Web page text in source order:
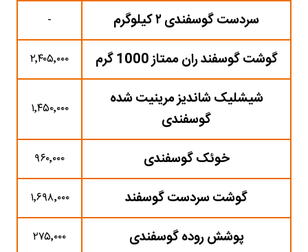
سردست گوسفندی ۲ کیلوگرم -
گوشت گوسفند ران ممتاز 1000 گرم ۲٬۴۰۵٬۰۰۰
شیشلیک شاندیز مرینیت شده
گوسفندی
۱٬۴۵۰٬۰۰۰
خوئک گوسفندی ۹۶۰٬۰۰۰
گوشت سردست گوسفند ۱٬۶۹۸٬۰۰۰
پوشش روده گوسفندی ۲۷۵٬۰۰۰